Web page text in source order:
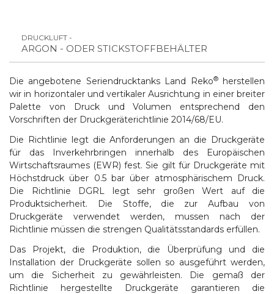
DRUCKLUFT -
ARGON - ODER STICKSTOFFBEHÄLTER
Die angebotene Seriendrucktanks Land Reko®herstellen
wir in horizontaler und vertikaler Ausrichtung in einer breiter
Palette von Druck und Volumen entsprechend den
Vorschriften der Druckgeräterichtlinie 2014/68/EU.
Die Richtlinie legt die Anforderungen an die Druckgeräte
für das Inverkehrbringen innerhalb des Europäischen
Wirtschaftsraumes (EWR) fest. Sie gilt für Druckgeräte mit
Höchstdruck über 0.5 bar über atmosphärischem Druck.
Die Richtlinie DGRL legt sehr großen Wert auf die
Produktsicherheit. Die Stoffe, die zur Aufbau von
Druckgeräte verwendet werden, mussen nach der
Richtlinie müssen die strengen Qualitätsstandards erfüllen.
Das Projekt, die Produktion, die Überprüfung und die
Installation der Druckgeräte sollen so ausgeführt werden,
um die Sicherheit zu gewährleisten. Die gemaß der
Richtlinie hergestellte Druckgeräte garantieren die